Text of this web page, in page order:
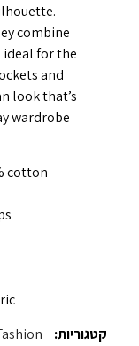
combine
for the
and
look that’s
wardrobe.
cotton
קטגוריות: